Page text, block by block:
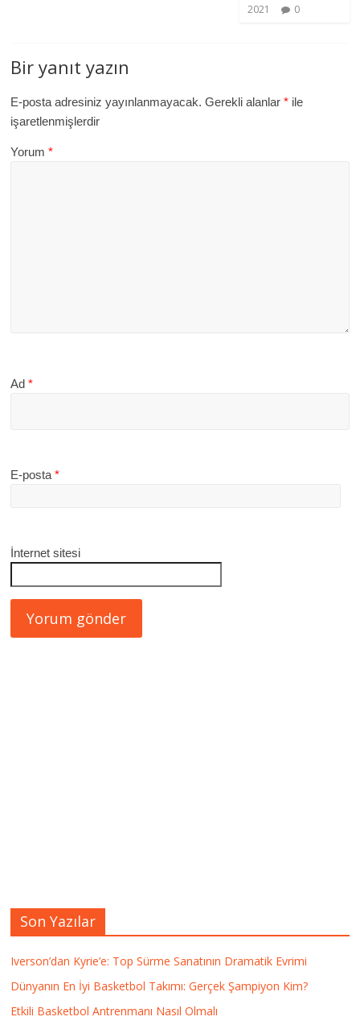
2021 0
Bir yanıt yazın
E-posta adresiniz yayınlanmayacak. Gerekli alanlar* ile
işaretlenmişlerdir
Yorum*
Ad*
E-posta*
İnternet sitesi
Son Yazılar
Iverson’dan Kyrie’e: Top Sürme Sanatının Dramatik Evrimi
Dünyanın En İyi Basketbol Takımı: Gerçek Şampiyon Kim?
Etkili Basketbol Antrenmanı Nasıl Olmalı